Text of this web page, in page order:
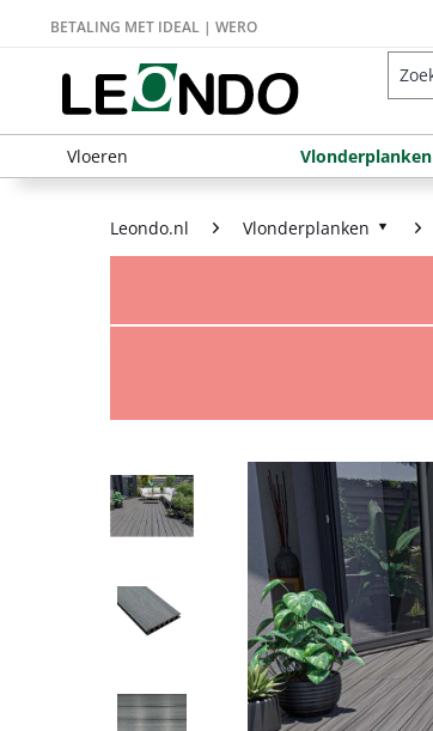
BETALING MET IDEAL | WERO
Vloeren Vlonderplanken
Leondo.nl Vlonderplanken